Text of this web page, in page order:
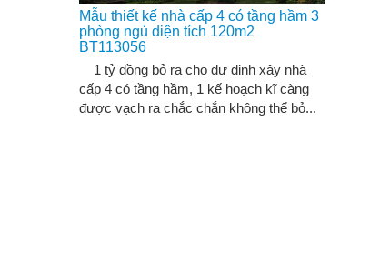
Mẫu thiết kế nhà cấp 4 có tầng hầm 3
phòng ngủ diện tích 120m2
BT113056
1 tỷ đồng bỏ ra cho dự định xây nhà
cấp 4 có tầng hầm, 1 kế hoạch kĩ càng
được vạch ra chắc chắn không thể bỏ...